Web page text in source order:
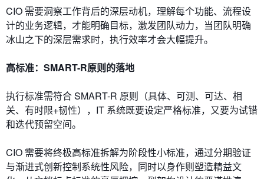
CIO 需要洞察工作背后的深层动机，理解每个功能、流程设
计的业务逻辑，才能明确目标，激发团队动力，当团队明确
冰山之下的深层需求时，执行效率才会大幅提升。
高标准：SMART-R原则的落地
执行标准需符合 SMART-R 原则（具体、可测、可达、相
关、有时限+韧性），IT 系统既要设定严格标准，又要为试错
和迭代预留空间。
CIO 需要将终极高标准拆解为阶段性小标准，通过分期验证
与渐进式创新控制系统性风险，同时以身作则塑造精益文